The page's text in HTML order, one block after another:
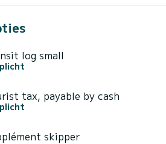
log small
tax, payable by cash
skipper